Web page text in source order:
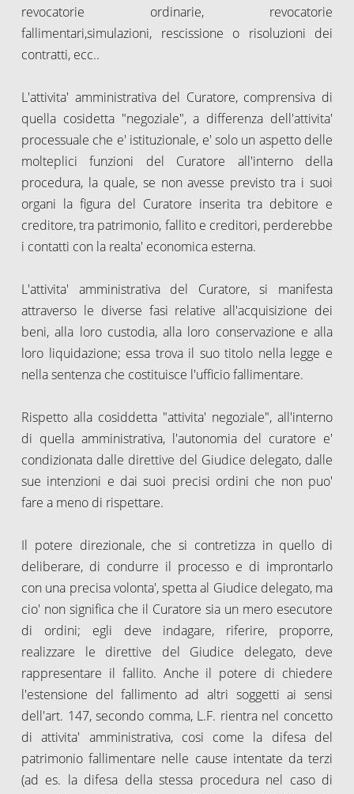
revocatorie ordinarie, revocatorie
fallimentari,simulazioni, rescissione o risoluzioni dei
contratti, ecc..
L'attivita' amministrativa del Curatore, comprensiva di
quella cosidetta "negoziale", a differenza dell'attivita'
processuale che e' istituzionale, e' solo un aspetto delle
molteplici funzioni del Curatore all'interno della
procedura, la quale, se non avesse previsto tra i suoi
organi la figura del Curatore inserita tra debitore e
creditore, tra patrimonio, fallito e creditori, perderebbe
i contatti con la realta' economica esterna.
L'attivita' amministrativa del Curatore, si manifesta
attraverso le diverse fasi relative all'acquisizione dei
beni, alla loro custodia, alla loro conservazione e alla
loro liquidazione; essa trova il suo titolo nella legge e
nella sentenza che costituisce l'ufficio fallimentare.
Rispetto alla cosiddetta "attivita' negoziale", all'interno
di quella amministrativa, l'autonomia del curatore e'
condizionata dalle direttive del Giudice delegato, dalle
sue intenzioni e dai suoi precisi ordini che non puo'
fare a meno di rispettare.
Il potere direzionale, che si contretizza in quello di
deliberare, di condurre il processo e di improntarlo
con una precisa volonta', spetta al Giudice delegato, ma
cio' non significa che il Curatore sia un mero esecutore
di ordini; egli deve indagare, riferire, proporre,
realizzare le direttive del Giudice delegato, deve
rappresentare il fallito. Anche il potere di chiedere
l'estensione del fallimento ad altri soggetti ai sensi
dell'art. 147, secondo comma, L.F. rientra nel concetto
di attivita' amministrativa, cosi come la difesa del
patrimonio fallimentare nelle cause intentate da terzi
(ad es. la difesa della stessa procedura nel caso di